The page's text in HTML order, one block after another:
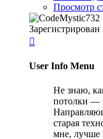
Просмотр
Зарегистрирован

User Info Menu
Не знаю,
потолки —
старая
мне, лучше